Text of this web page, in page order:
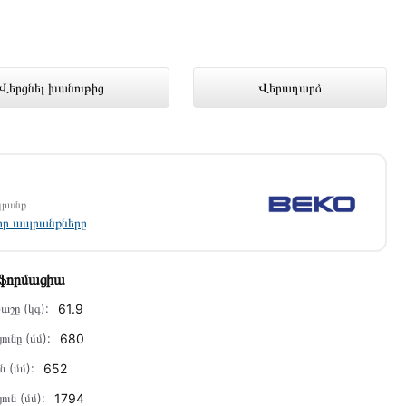
խանութից Վերադարձ
լավագույն գնով 205 000 դրամ
ապրանքները
(կգ): 61.9
(մմ): 680
(մմ): 652
(մմ): 1794